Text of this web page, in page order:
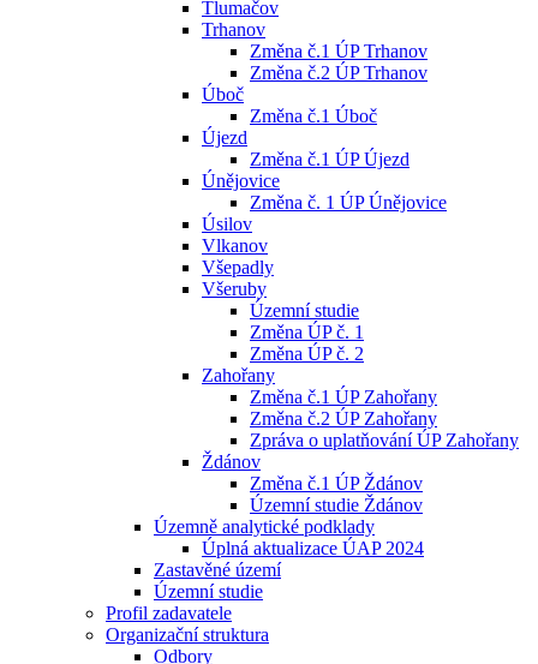
Tlumačov
Trhanov
Změna č.1 ÚP Trhanov
Změna č.2 ÚP Trhanov
Úboč
Změna č.1 Úboč
Újezd
Změna č.1 ÚP Újezd
Únějovice
Změna č. 1 ÚP Únějovice
Úsilov
Vlkanov
Všepadly
Všeruby
Územní studie
Změna ÚP č. 1
Změna ÚP č. 2
Zahořany
Změna č.1 ÚP Zahořany
Změna č.2 ÚP Zahořany
Zpráva o uplatňování ÚP Zahořany
Ždánov
Změna č.1 ÚP Ždánov
Územní studie Ždánov
Územně analytické podklady
Úplná aktualizace ÚAP 2024
Zastavěné území
Územní studie
Profil zadavatele
Organizační struktura
Odbory